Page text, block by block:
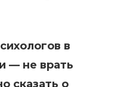
в
— не врать
сказать о